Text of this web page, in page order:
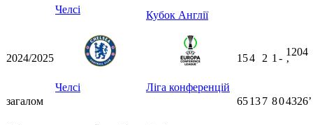
Челсі Кубок Англії
2024/2025
Челсі Ліга конференцій
154 2 1 -
1204
ʼ
загалом 65137 804326ʼ